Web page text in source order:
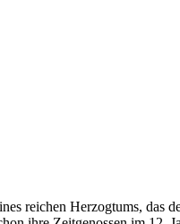
reichen Herzogtums, das